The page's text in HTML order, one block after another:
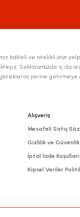
kaliteli ve nitelikli ürün
Sektörümüzde iç dış
yerine getirmeye
Alışveriş
Mesafeli Satış
Gizlilik ve Güvenlik
İptal İade Koşullari
Kişisel Veriler